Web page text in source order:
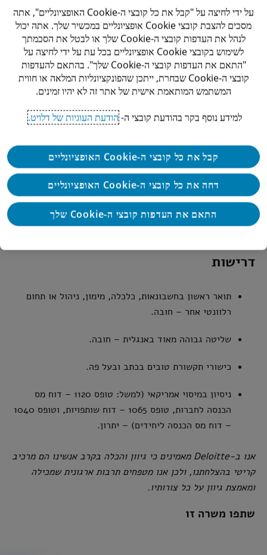
ובצירופי עסקים.
למה להצטרף אלינו:
עבודה בצוות אנרגטי, מגוון ודינמי.
רכישת ניסיון מעשי באחת מפירמות הייעוץ המקצועי
הגלובליות הגדולות בעולם.
פיתוח מיומנויות באמצעות למידה מתמשכת, הכשרות וליווי
מקצועי.
בניית בסיס חזק לקריירה מצליחה בייעוץ מס אמריקאי
ובינלאומי ובציות מס.
דרישות
תואר ראשון בחשבונאות, כלכלה, מימון, ניהול או תחום
רלוונטי אחר – חובה.
שליטה גבוהה מאוד באנגלית – חובה.
כישורי תקשורת טובים בכתב ובעל פה.
ניסיון במיסוי אמריקאי (למשל: טופס 1120 – דוח מס
הכנסה לחברות, טופס 1065 – דוח שותפויות, וטופס 1040
– דוח מס הכנסה ליחידים) – יתרון.
אנו ב-Deloitte מאמינים כי גיוון והכלה בקרב אנשינו הם מרכיב
קריטי בהצלחתנו, ולכן אנו מטפחים תרבות ארגונית שמכילה
ומאמצת גיוון על כל צורותיו.
שתפו משרה זו
על ידי לחיצה על "קבל את כל קובצי ה-Cookie האופציונליים", אתה
מסכים להצבת קובצי Cookie אופציונליים במכשיר שלך. אתה יכול
לנהל את העדפות קובצי ה-Cookie שלך או לבטל את הסכמתך
לשימוש בקובצי Cookie אופציונליים בכל עת על ידי לחיצה על
"התאם את העדפות קובצי ה-Cookie שלך". בהתאם להעדפות
קובצי ה-Cookie שבחרת, ייתכן שהפונקציונליות המלאה או חווית
המשתמש המותאמת אישית של אתר זה לא יהיו זמינים.
למידע נוסף בקר בהודעת קובצי ה-הודעת העוגיות של דלויט.
קבל את כל קובצי ה-Cookie האופציונליים
דחה את כל קובצי ה-Cookie האופציונליים
התאם את העדפות קובצי ה-Cookie שלך